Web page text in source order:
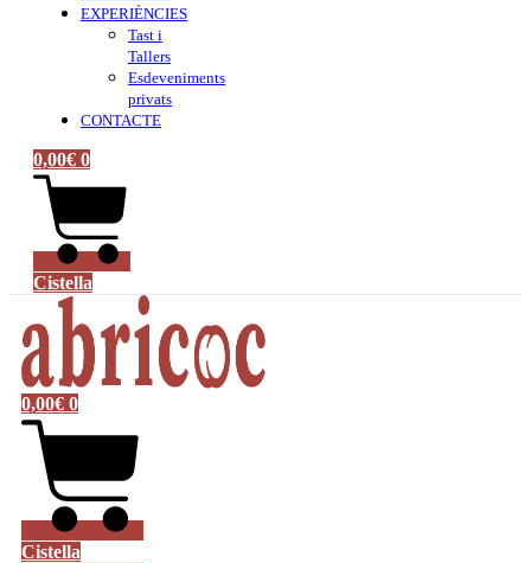
EXPERIÈNCIES
Tast i
Tallers
Esdeveniments
privats
CONTACTE
0,00€ 0
Cistella
0,00€ 0
Cistella